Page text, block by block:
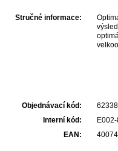
Stručné informace:
Objednávací kód:
Interní kód:
EAN: